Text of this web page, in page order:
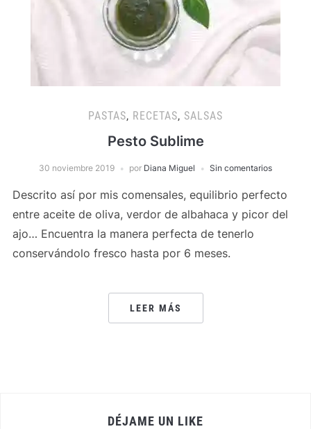
PASTAS, RECETAS, SALSAS
Pesto Sublime
30 noviembre 2019 por Diana Miguel Sin comentarios
Descrito así por mis comensales, equilibrio perfecto
entre aceite de oliva, verdor de albahaca y picor del
ajo… Encuentra la manera perfecta de tenerlo
conservándolo fresco hasta por 6 meses.
LEER MÁS
DÉJAME UN LIKE